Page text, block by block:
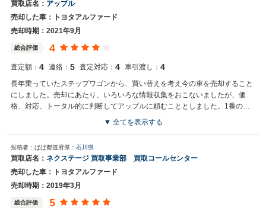
買取店名： アップル
売却した車：トヨタアルファード
売却時期：2021年9月
総合評価 4
査定額： 4 連絡： 5 査定対応： 4 車引渡し： 4
長年乗っていたステップワゴンから、買い替えを考え今の車を売却すること
にしました。売却にあたり、いろいろな情報収集をおこないましたが、価
格、対応、トータル的に判断してアップルに頼むこととしました。1番の決
め手は、やはり対応だと思います。
▼ 全てを表示する
投稿者：ぱぱ都道府県： 石川県
買取店名： ネクステージ 買取事業部 買取コールセンター
売却した車：トヨタアルファード
売却時期：2019年3月
総合評価 5